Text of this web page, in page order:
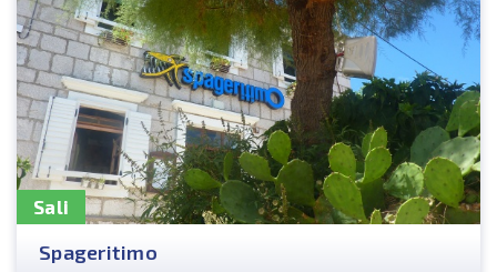
Sali
Spageritimo